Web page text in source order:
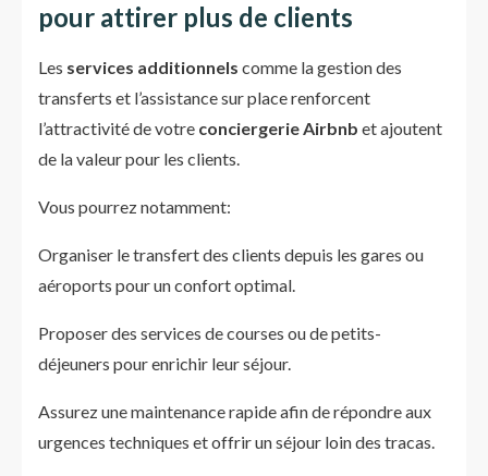
pour attirer plus de clients
Les services additionnels comme la gestion des
transferts et l’assistance sur place renforcent
l’attractivité de votre conciergerie Airbnb et ajoutent
de la valeur pour les clients.
Vous pourrez notamment:
Organiser le transfert des clients depuis les gares ou
aéroports pour un confort optimal.
Proposer des services de courses ou de petits-
déjeuners pour enrichir leur séjour.
Assurez une maintenance rapide afin de répondre aux
urgences techniques et offrir un séjour loin des tracas.